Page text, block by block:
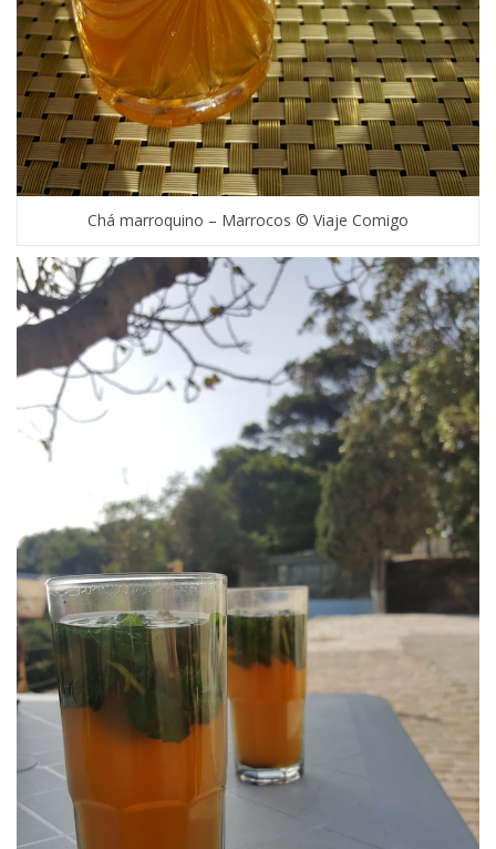
Chá marroquino – Marrocos © Viaje Comigo